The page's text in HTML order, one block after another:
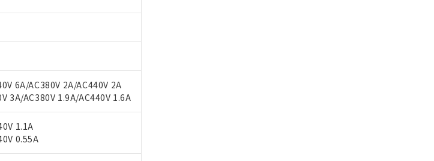
6A/AC380V 2A/AC440V 2A
3A/AC380V 1.9A/AC440V 1.6A
1.1A
0.55A
の当社在庫状況および標準価格(税抜)を提供させていただ
ービスの対象外となる商品もあることをご了承ください。
お取引先、またはお客様担当のオムロン制御機器販売店・
の承諾なく第三者に漏洩または開示しないようお願いしま
）をご利用いただくには、I-Webメンバーズにご登録され
以下、フタル酸ブチルベンジル（BBP） 1000ppm以下、フタル酸ジブチ
以下
外項目は除く。
な使用がないことを確認しています。
後することがあります。
値を超えていることを示します。
100ppm、
下であることを示します。
および外国貿易法に定める商品（以下｢規制貨物等」とい
学兵器、生物兵器またはその他武器並びにこれらの製造装
は、上記1、2および3の内容を当該第三者に通知します。
お客様のお取引先、またはお客様担当のオムロン制御
さい)